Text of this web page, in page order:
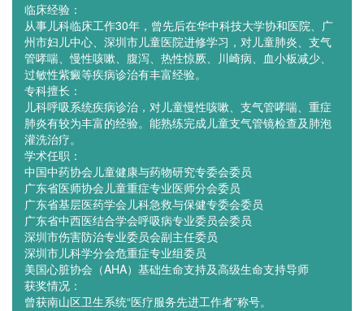
临床经验：
从事儿科临床工作30年，曾先后在华中科技大学协和医院、广
州市妇儿中心、深圳市儿童医院进修学习，对儿童肺炎、支气
管哮喘、慢性咳嗽、腹泻、热性惊厥、川崎病、血小板减少、
过敏性紫癜等疾病诊治有丰富经验。
专科擅长：
儿科呼吸系统疾病诊治，对儿童慢性咳嗽、支气管哮喘、重症
肺炎有较为丰富的经验。能熟练完成儿童支气管镜检查及肺泡
灌洗治疗。
学术任职：
中国中药协会儿童健康与药物研究专委会委员
广东省医师协会儿童重症专业医师分会委员
广东省基层医药学会儿科急救与保健专委会委员
广东省中西医结合学会呼吸病专业委员会委员
深圳市伤害防治专业委员会副主任委员
深圳市儿科学分会危重症专业组委员
美国心脏协会（AHA）基础生命支持及高级生命支持导师
获奖情况：
曾获南山区卫生系统“医疗服务先进工作者”称号。